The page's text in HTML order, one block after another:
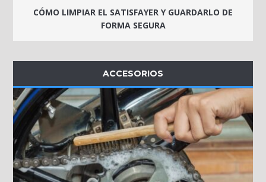
CÓMO LIMPIAR EL SATISFAYER Y GUARDARLO DE
FORMA SEGURA
ACCESORIOS